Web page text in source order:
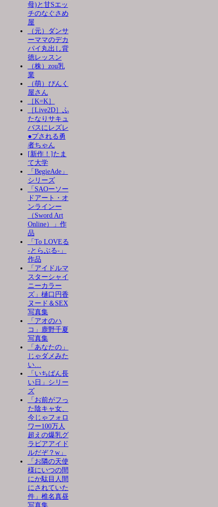
母)と甘Sエッ
チのなぐさめ
屋
（元）ダンサ
ーママのデカ
パイ丸出し背
徳レッスン
（株）zou乳
業
（萌）ぴんく
屋さん
［K=K］
［Live2D］ふ
たなりサキュ
バスにレズレ
●プされる勇
者ちゃん
[新作！]たま
て大学
「BegieAde」
シリーズ
「SAOーソー
ドアート・オ
ンラインー
（Sword Art
Online）」作
品
「To LOVEる
-とらぶる-」
作品
「アイドルマ
スターシャイ
ニーカラー
ズ」樋口円香
ヌード＆SEX
写真集
「アオのハ
コ」鹿野千夏
写真集
「あなたの」
じゃダメみた
い…
「いちばん長
い日」シリー
ズ
「お前がフっ
た陰キャ女、
今じゃフォロ
ワー100万人
超えの爆乳グ
ラビアアイド
ルだぞ？w」
「お隣の天使
様にいつの間
にか駄目人間
にされていた
件」椎名真昼
写真集